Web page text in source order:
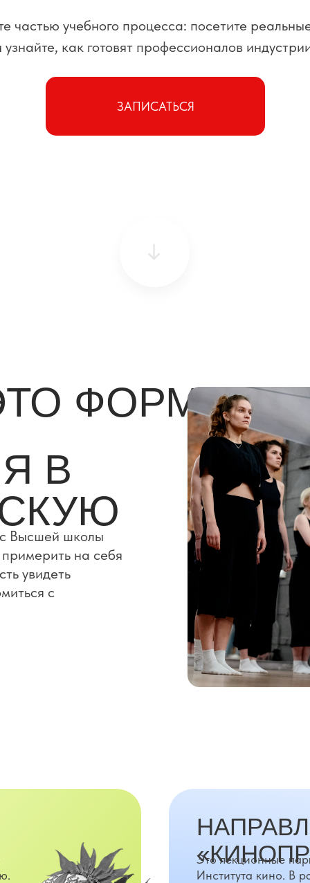
ЗАПИСАТЬСЯ
частью учебного процесса: посетите
узнайте, как готовят профессионалов
Высшей школы
на себя
увидеть
с
В
ФОРМАТ
Это лекционные
Института кино. В
Программа «Актёр»
18 АПРЕЛЯ С 11:00
Занятие «Актёрское мастерство»